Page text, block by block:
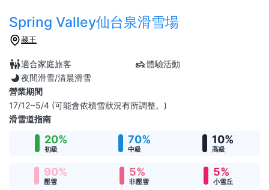
Spring Valley仙台泉滑雪場
藏王
適合家庭旅客
體驗活動
夜間滑雪/清晨滑雪
營業期間
17/12~5/4 (可能會依積雪狀況有所調整。)
滑雪道指南
20%
初級
70%
中級
10%
高級
90%
壓雪
5%
非壓雪
5%
小雪丘